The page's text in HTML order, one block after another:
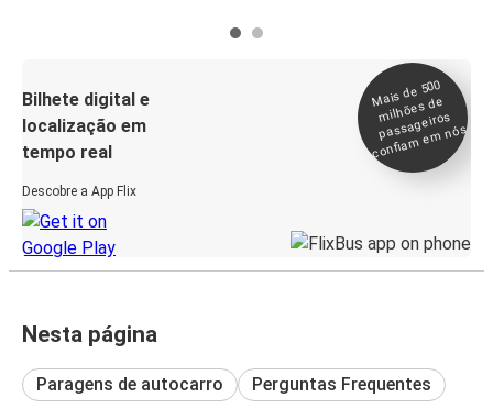
Bilhete digital e
localização em
tempo real
Descobre a App Flix
Mais de 500
milhões de
passageiros
confia
m e
m nós
Nesta página
Paragens de autocarro Perguntas Frequentes